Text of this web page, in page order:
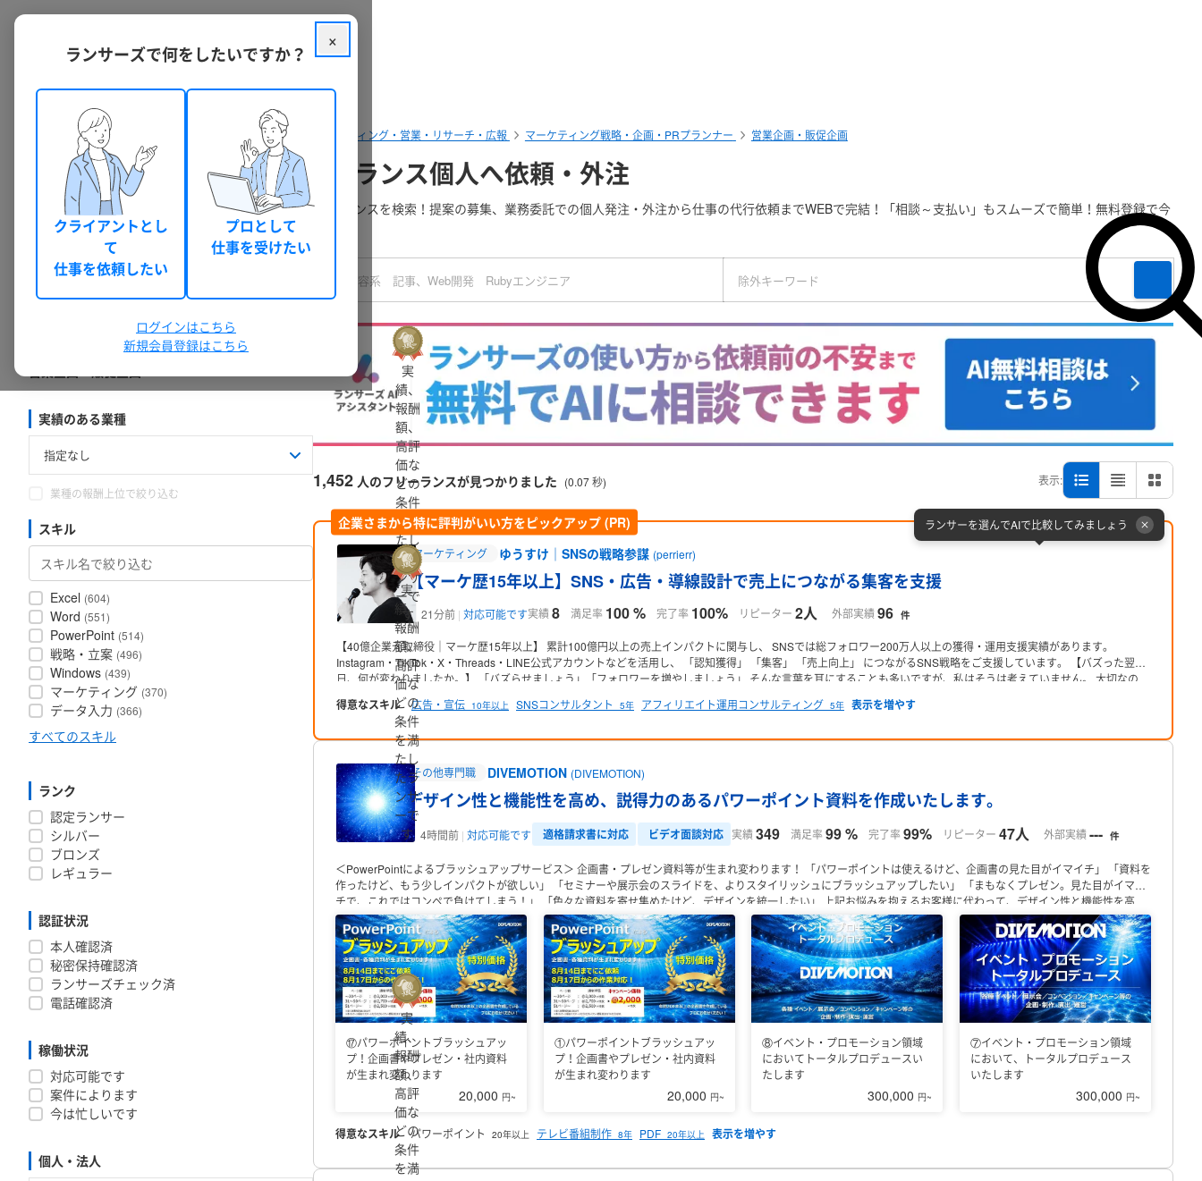
クラウドソーシング ランサーズ フリーランスを探す マーケティング・営業・リサーチ・広報 マーケティング戦略・企画・PRプランナー 営業企画・販促企画
営業企画・販促企画をフリーランス個人へ依頼・外注
料金・口コミ・実績などで営業企画・販促企画のフリーランスを検索！提案の募集、業務委託での個人発注・外注から仕事の代行依頼までWEBで完結！「相談～支払い」もスムーズで簡単！無料登録で今
すぐ利用できます。
職種
すべての職種
マーケティング・営業・リサーチ・広報
マーケティング戦略・企画・PRプランナー
実績のある業種
業種の報酬上位で絞り込む
スキル
Excel (604)
Word (551)
PowerPoint (514)
戦略・立案 (496)
Windows (439)
マーケティング (370)
データ入力 (366)
すべてのスキル
ランク
認定ランサー
シルバー
ブロンズ
レギュラー
認証状況
本人確認済
秘密保持確認済
ランサーズチェック済
電話確認済
稼働状況
対応可能です
案件によります
今は忙しいです
個人・法人
検索
1,452 人のフリーランスが見つかりました (0.07 秒) 表示:
企業さまから特に評判がいい方をピックアップ (PR)
実
績、
報酬
額、
高評
価な
どの
条件
を満
たし
たラ
ンサ
ーで
す
マーケティング ゆうすけ｜SNSの戦略参謀 (perrierr)
【マーケ歴15年以上】SNS・広告・導線設計で売上につながる集客を支援
ランサーを選んでAIで比較してみましょう
21分前 対応可能です実績8 満足率 100 % 完了率 100% リピーター 2人 外部実績96 件
【40億企業元取締役｜マーケ歴15年以上】 累計100億円以上の売上インパクトに関与し、
SNSでは総フォロワー200万人以上の獲得・運用支援実績があります。
Instagram・TikTok・X・Threads・LINE公式アカウントなどを活用し、
「認知獲得」 「集客」 「売上向上」 につながるSNS戦略をご支援しています。
【バズった翌
日、何が変わりましたか。】
「バズらせましょう」「フォロワーを増やしましょう」 そんな言葉を耳にすることも多いですが、私はそうは考えていません。
大切なの
は、バズることではなく、売上や問い合わせにつながる導線を設計すること。
━━━━━━━━━━━━━━・SNSを運用しているが成果につながらない・広告費が高騰している・集客を強化したい
・売上につながる導線設計をしたい
━━━━━━━━━━━━━━【主な実績】■ SNS運用・SNS総フォロワー200万人以上・リール1投稿で15,000フォロワー獲得・1投稿450万再生■ 美容クリニック
・半年で売上150%増
万人達成■ 着物ブランド・フォロワー0→1万人達成・クラウドファンディング目標達成
レンド施策・90%以上の確率でトレンド入り・新商品PR、イベント、採用施策など多数支援 ・短期間で大規模認知を獲得 ━━━━━━━━━━━━━━
務】・SNS戦略設計 ・Instagram運用・TikTok運用・X運用・Threads運用・LINE公式アカウント運用・Meta広告運用 ・集客コンサルティング
SNS研修━━━━━━━━━━━━━━単なるSNS運用代行ではなく、「何を、どの順番で、どう売上につなげるか」
現状の課題やお悩みをお聞かせください。
貴社に合った集客・認知拡大施策をご提案いたします。
得意なスキル 広告・宣伝 10年以上 SNSコンサルタント 5年 アフィリエイト運用コンサルティング 5年
実
績、
報酬
額、
高評
価な
どの
条件
を満
たし
たラ
ンサ
ーで
す
その他専門職 DIVEMOTION (DIVEMOTION)
デザイン性と機能性を高め、説得力のあるパワーポイント資料を作成いたします。
4時間前 対応可能です 適格請求書に対応 ビデオ面談対応 実績349 満足率 99 % 完了率 99% リピーター 47人 外部実績--- 件
＜PowerPointによるブラッシュアップサービス＞ 企画書・プレゼン資料等が生まれ変わります！ 「パワーポイントは使えるけど、企画書の見た目がイマイチ」
「資料を
作ったけど、もう少しインパクトが欲しい」
「セミナーや展示会のスライドを、よりスタイリッシュにブラッシュアップしたい」
「まもなくプレゼン。見た目がイマイ
チで、これではコンペで負けてしまう！」
「色々な資料を寄せ集めたけど、デザインを統一したい」
上記お悩みを抱えるお客様に代わって、デザイン性と機能性を高
め、説得力のあるパワーポイント資料を作成いたします。長年広告業界におり、主にイベントやプロモーションの企画書・台本・マニュアルといった成果物の作成～プ
レゼンなど、パワーポイント作業は長年、日々の業務として行っております。単なる企画書作成やブラッシュアップのデザインだけではなく常にクライアント様の目線
で考え、骨子～構成・台割り等、案件の本質までくみ取ったご提案で、各種パワーポイント資料作成を心がけております。★直近の月間ランキング・2026年5月度「パ
ワーポイント・スライド作成」ランキング：全国 3位・2026年4月度「パワーポイント・スライド作成」ランキング：全国 3位
・2026年3月度「パワーポイント・スライ
ド作成」ランキング：全国 4位★年間ランキング：「Lancers Ranking 2025 ランサーズランキング その他専門職」・クライアント訪問数ランキング：全国 4位（2024
年：全国 4位）・報酬ランキング：全国 7位（2024年：全国 9位）・パッケージ売上ランキング：全国 5位（2024年：全国 7位）・24時間以内の返信率ランキング：全
国 4位（2024年：全国 5位）＜プロフィール＞1992年から広告業界に入り、ＴＶ番組制作会社・芸能プロダクション等を経て、イベント制作会社のプロデューサー／デ
ィレクターとして様々なイベントに携わる。本格的な独立は1998年。フリーランスのプロデューサーとして、企業系・行政系のプロモーション・イベントを中心に、幅
広く手掛けていく。2014年1月、イベント・プロモーションにおける企画・制作・演出・運営を主業務とした、トータルプロデュースカンパニーとして株式会社ダイブモ
ーションを設立.。※資料・実績等は、エントリーの際に、別途ご提示させていただきます。
⑰パワーポイントブラッシュアッ
プ！企画書やプレゼン・社内資料
が生まれ変わります
20,000 円~
①パワーポイントブラッシュアッ
プ！企画書やプレゼン・社内資料
が生まれ変わります
20,000 円~
⑧イベント・プロモーション領域
においてトータルプロデュースい
たします
300,000 円~
⑦イベント・プロモーション領域
において、トータルプロデュース
いたします
300,000 円~
得意なスキル パワーポイント 20年以上 テレビ番組制作 8年 PDF 20年以上
実
績、
報酬
額、
高評
価な
どの
条件
を満
×
ランサーズで何をしたいですか？
クライアントとし
て
仕事を依頼したい
プロとして
仕事を受けたい
ログインはこちら
新規会員登録はこちら